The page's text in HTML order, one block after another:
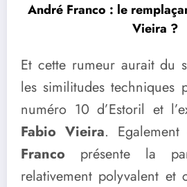
André Franco : le
Vieira ?
Et cette rumeur aurait du
les similitudes techniques
numéro 10 d’Estoril et
Fabio Vieira. Egalement
Franco présente la
relativement polyvalent et